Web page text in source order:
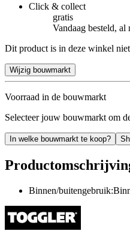
Click & collect
gratis
Vandaag besteld,
Dit product is in deze winkel
Wijzig bouwmarkt
Voorraad in de bouwmarkt
Selecteer jouw bouwmarkt om
In welke bouwmarkt te koop?
Binnen/